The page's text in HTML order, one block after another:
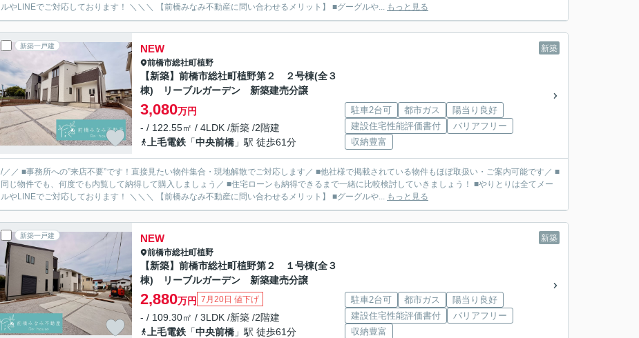
ルやLINEでご対応しております！ ＼＼＼ 【前橋みなみ不動産に問い合わせるメリット】 ■グーグルや... もっと見る
新築一戸建 新築
NEW
前橋市総社町植野
【新築】前橋市総社町植野第２ ２号棟(全３
棟) リーブルガーデン 新築建売分譲
3,080万円
- / 122.55㎡ / 4LDK /新築 /2階建
上毛電鉄 「中央前橋 」駅 徒歩61分
駐車2台可 都市ガス
陽当り良好
建設住宅性能評価書付
バリアフリー
収納豊富
/／／ ■事務所への”来店不要”です！直接見たい物件集合・現地解散でご対応します／ ■他社様で掲載されている物件もほぼ取扱い・ご案内可能です／ ■
同じ物件でも、何度でも内覧して納得して購入しましょう／ ■住宅ローンも納得できるまで一緒に比較検討していきましょう！ ■やりとりは全てメー
ルやLINEでご対応しております！ ＼＼＼ 【前橋みなみ不動産に問い合わせるメリット】 ■グーグルや... もっと見る
新築一戸建 新築
NEW
前橋市総社町植野
【新築】前橋市総社町植野第２ １号棟(全３
棟) リーブルガーデン 新築建売分譲
2,880万円 7月20日 値下げ
- / 109.30㎡ / 3LDK /新築 /2階建
上毛電鉄 「中央前橋 」駅 徒歩61分
駐車2台可 都市ガス
陽当り良好
建設住宅性能評価書付
バリアフリー
収納豊富